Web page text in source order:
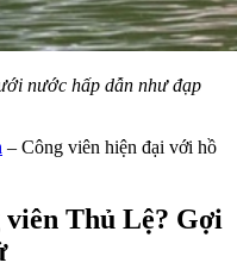
nước hấp dẫn như đạp
– Công viên hiện đại với hồ
Thủ Lệ? Gợi